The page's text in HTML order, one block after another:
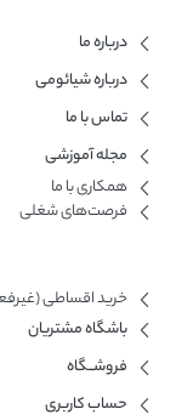
درباره ما
درباره شیائومی
تماس با ما
مجله آموزشی
همکاری با ما​
فرصت‌های شغلی
خرید اقساطی
باشگاه مشتریان
فروشــگاه
حساب کاربری